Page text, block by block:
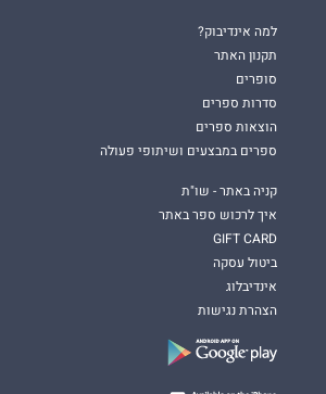
למה אינדיבוק?
תקנון האתר
סופרים
סדרות ספרים
הוצאות ספרים
ספרים במבצעים ושיתופי פעולה
קניה באתר - שו"ת
איך לרכוש ספר באתר
GIFT CARD
ביטול עסקה
אינדיבלוג
הצהרת נגישות